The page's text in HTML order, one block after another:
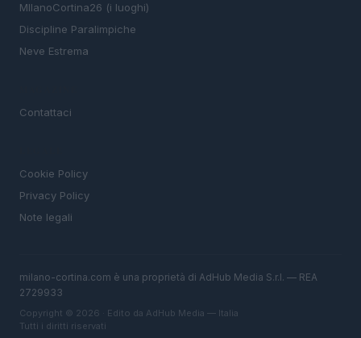
MIlanoCortina26 (i luoghi)
Discipline Paralimpiche
Neve Estrema
Contattaci
Cookie Policy
Privacy Policy
Note legali
milano-cortina.com è una proprietà di AdHub Media S.r.l. — REA
2729933
Copyright © 2026 · Edito da AdHub Media — Italia
Tutti i diritti riservati